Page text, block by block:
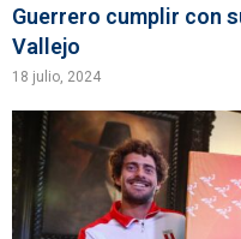
Guerrero cumplir con
Vallejo
18 julio, 2024